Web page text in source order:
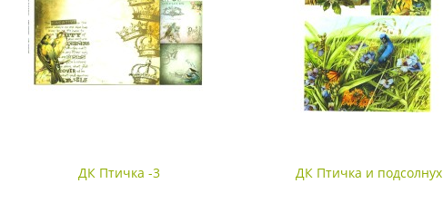
ДК Птичка -3 ДК Птичка и подсолнух